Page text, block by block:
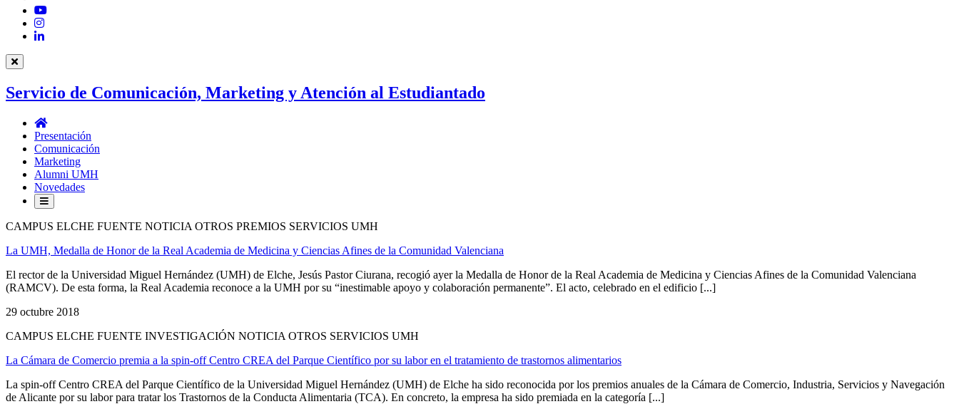
YouTube
Instagram
LinkedIn
Servicio de Comunicación, Marketing y Atención al Estudiantado
Servicio
de
Comunicación,
Marketing
y
Atención
al
Estudiantado
Presentación
Comunicación
Marketing
Alumni UMH
Novedades
CAMPUS ELCHE FUENTE NOTICIA OTROS PREMIOS SERVICIOS UMH
La UMH, Medalla de Honor de la Real Academia de Medicina y Ciencias Afines de la Comunidad Valenciana
El rector de la Universidad Miguel Hernández (UMH) de Elche, Jesús Pastor Ciurana, recogió ayer la Medalla de Honor de la Real Academia de Medicina y Ciencias Afines de la Comunidad Valenciana
(RAMCV). De esta forma, la Real Academia reconoce a la UMH por su “inestimable apoyo y colaboración permanente”. El acto, celebrado en el edificio [...]
29 octubre 2018
CAMPUS ELCHE FUENTE INVESTIGACIÓN NOTICIA OTROS SERVICIOS UMH
La Cámara de Comercio premia a la spin-off Centro CREA del Parque Científico por su labor en el tratamiento de trastornos alimentarios
La spin-off Centro CREA del Parque Científico de la Universidad Miguel Hernández (UMH) de Elche ha sido reconocida por los premios anuales de la Cámara de Comercio, Industria, Servicios y Navegación
de Alicante por su labor para tratar los Trastornos de la Conducta Alimentaria (TCA). En concreto, la empresa ha sido premiada en la categoría [...]